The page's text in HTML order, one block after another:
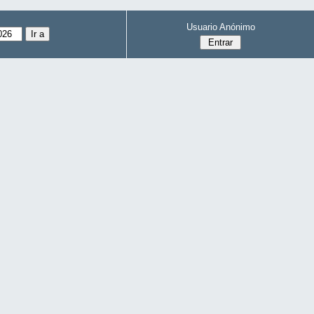
Usuario Anónimo